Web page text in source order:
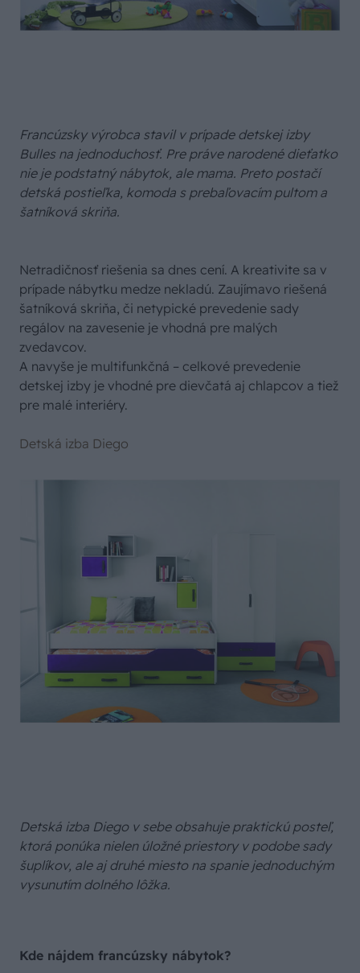
Francúzsky výrobca stavil v prípade detskej izby
Bulles na jednoduchosť. Pre práve narodené dieťatko
nie je podstatný nábytok, ale mama. Preto postačí
detská postieľka, komoda s prebaľovacím pultom a
šatníková skriňa.
Netradičnosť riešenia sa dnes cení. A kreativite sa v
prípade nábytku medze nekladú. Zaujímavo riešená
šatníková skriňa, či netypické prevedenie sady
regálov na zavesenie je vhodná pre malých
zvedavcov.
A navyše je multifunkčná – celkové prevedenie
detskej izby je vhodné pre dievčatá aj chlapcov a tiež
pre malé interiéry.
Detská izba Diego
Detská izba Diego v sebe obsahuje praktickú posteľ,
ktorá ponúka nielen úložné priestory v podobe sady
šuplíkov, ale aj druhé miesto na spanie jednoduchým
vysunutím dolného lôžka.
Kde nájdem francúzsky nábytok?